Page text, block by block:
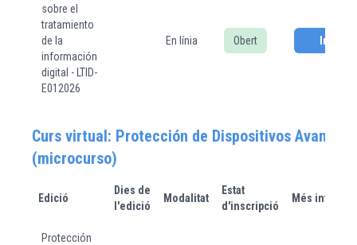
sobre el
tratamiento
de la
información
digital - LTID-
E012026
En línia Obert
Curs virtual: Protección de Dispositivos
(microcurso)
Edició
Dies de
l'edició
Modalitat
Estat
d'inscripció
Més
Protección